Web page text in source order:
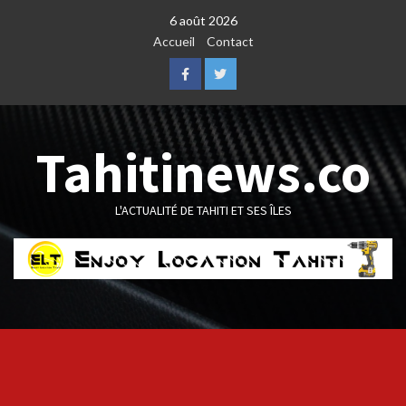
6 août 2026
Accueil
Contact
FacebookTwitter
Tahitinews.co
L'ACTUALITÉ DE TAHITI ET SES ÎLES